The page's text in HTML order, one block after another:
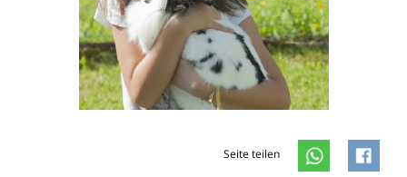
Seite teilen